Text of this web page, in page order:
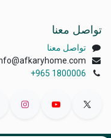
تواصل معنا
تواصل معنا
+965 1800006